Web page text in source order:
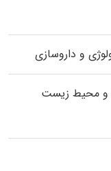
و داروسازی
و محیط زیست